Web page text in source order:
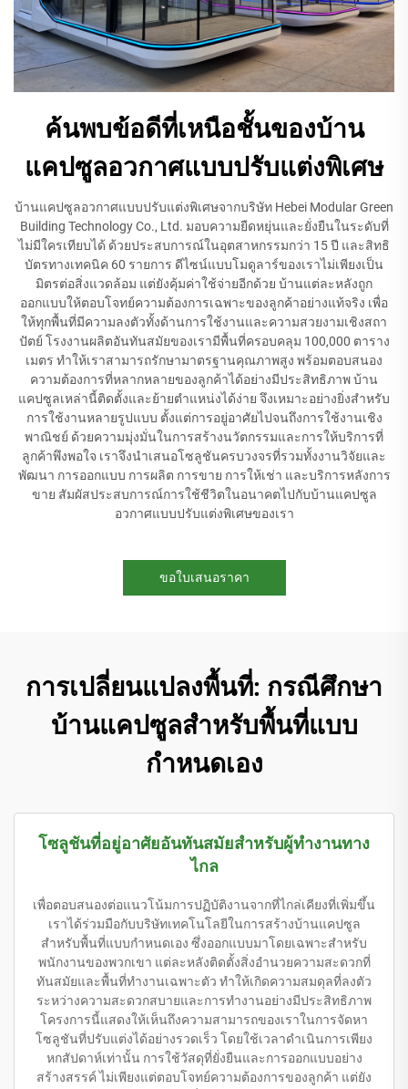
ค้นพบข้อดีที่เหนือชั้นของบ้าน
แคปซูลอวกาศแบบปรับแต่งพิเศษ
บ้านแคปซูลอวกาศแบบปรับแต่งพิเศษจากบริษัท Hebei Modular Green
Building Technology Co., Ltd. มอบความยืดหยุ่นและยั่งยืนในระดับที่
ไม่มีใครเทียบได้ ด้วยประสบการณ์ในอุตสาหกรรมกว่า 15 ปี และสิทธิ
บัตรทางเทคนิค 60 รายการ ดีไซน์แบบโมดูลาร์ของเราไม่เพียงเป็น
มิตรต่อสิ่งแวดล้อม แต่ยังคุ้มค่าใช้จ่ายอีกด้วย บ้านแต่ละหลังถูก
ออกแบบให้ตอบโจทย์ความต้องการเฉพาะของลูกค้าอย่างแท้จริง เพื่อ
ให้ทุกพื้นที่มีความลงตัวทั้งด้านการใช้งานและความสวยงามเชิงสถา
ปัตย์ โรงงานผลิตอันทันสมัยของเรามีพื้นที่ครอบคลุม 100,000 ตาราง
เมตร ทำให้เราสามารถรักษามาตรฐานคุณภาพสูง พร้อมตอบสนอง
ความต้องการที่หลากหลายของลูกค้าได้อย่างมีประสิทธิภาพ บ้าน
แคปซูลเหล่านี้ติดตั้งและย้ายตำแหน่งได้ง่าย จึงเหมาะอย่างยิ่งสำหรับ
การใช้งานหลายรูปแบบ ตั้งแต่การอยู่อาศัยไปจนถึงการใช้งานเชิง
พาณิชย์ ด้วยความมุ่งมั่นในการสร้างนวัตกรรมและการให้บริการที่
ลูกค้าพึงพอใจ เราจึงนำเสนอโซลูชันครบวงจรที่รวมทั้งงานวิจัยและ
พัฒนา การออกแบบ การผลิต การขาย การให้เช่า และบริการหลังการ
ขาย สัมผัสประสบการณ์การใช้ชีวิตในอนาคตไปกับบ้านแคปซูล
อวกาศแบบปรับแต่งพิเศษของเรา
ขอใบเสนอราคา
การเปลี่ยนแปลงพื้นที่: กรณีศึกษา
บ้านแคปซูลสำหรับพื้นที่แบบ
กำหนดเอง
โซลูชันที่อยู่อาศัยอันทันสมัยสำหรับผู้ทำงานทาง
ไกล
เพื่อตอบสนองต่อแนวโน้มการปฏิบัติงานจากที่ไกล่เคียงที่เพิ่มขึ้น
เราได้ร่วมมือกับบริษัทเทคโนโลยีในการสร้างบ้านแคปซูล
สำหรับพื้นที่แบบกำหนดเอง ซึ่งออกแบบมาโดยเฉพาะสำหรับ
พนักงานของพวกเขา แต่ละหลังติดตั้งสิ่งอำนวยความสะดวกที่
ทันสมัยและพื้นที่ทำงานเฉพาะตัว ทำให้เกิดความสมดุลที่ลงตัว
ระหว่างความสะดวกสบายและการทำงานอย่างมีประสิทธิภาพ
โครงการนี้แสดงให้เห็นถึงความสามารถของเราในการจัดหา
โซลูชันที่ปรับแต่งได้อย่างรวดเร็ว โดยใช้เวลาดำเนินการเพียง
หกสัปดาห์เท่านั้น การใช้วัสดุที่ยั่งยืนและการออกแบบอย่าง
สร้างสรรค์ ไม่เพียงแต่ตอบโจทย์ความต้องการของลูกค้า แต่ยัง